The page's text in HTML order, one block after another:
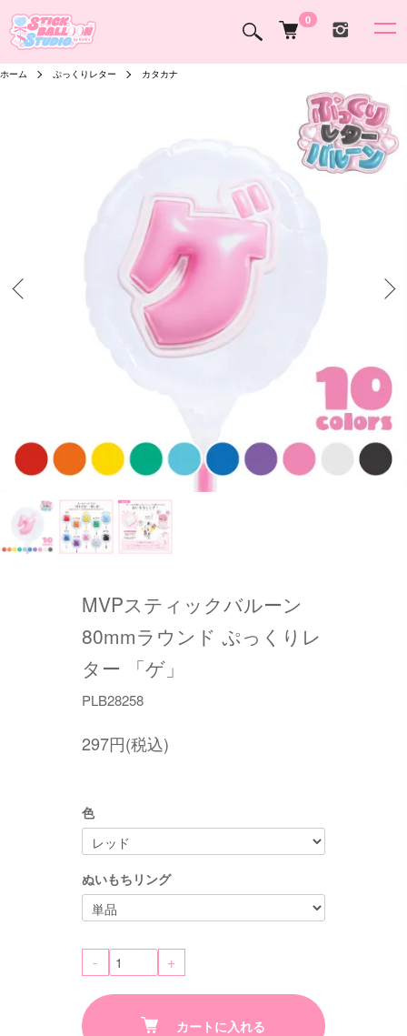
0
ホーム ぷっくりレター カタカナ
MVPスティックバルーン
80mmラウンド ぷっくりレ
ター 「ゲ」
PLB28258
297円(税込)
色
ぬいもちリング
- +
カートに入れる